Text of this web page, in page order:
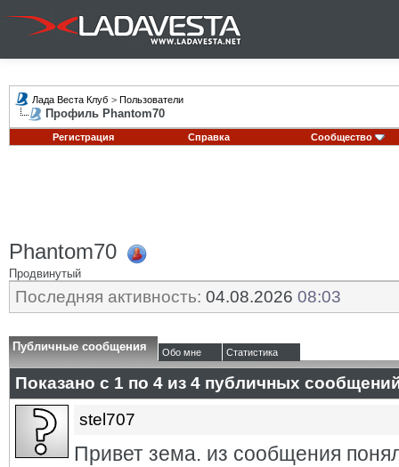
Лада Веста Клуб > Пользователи
Профиль Phantom70
Регистрация Справка Сообщество
Phantom70
Продвинутый
Последняя активность: 04.08.2026 08:03
Публичные сообщения Обо мне Статистика
Показано с 1 по 4 из 4 публичных
stel707
Привет зема. из сообщения